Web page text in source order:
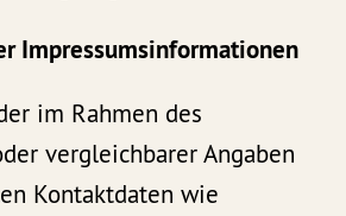
Impressumsinformationen
im Rahmen des
vergleichbarer Angaben
Kontaktdaten wie